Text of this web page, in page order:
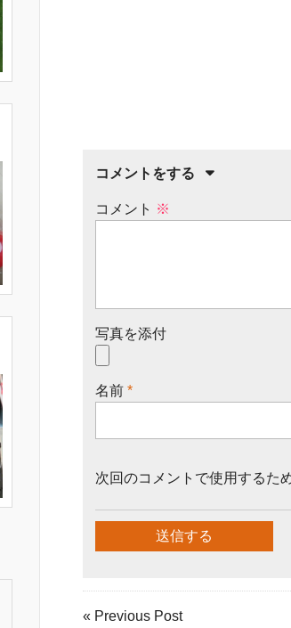
コメントをする
コメント ※
写真を添付
名前 *
次回のコメントで使用するた
« Previous Post